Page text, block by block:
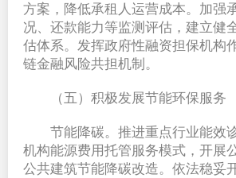
方案，降低承租人运营成本。加强
况、还款能力等监测评估，建立健
估体系。发挥政府性融资担保机构
链金融风险共担机制。
（五）积极发展节能环保服务
节能降碳。推进重点行业能效
机构能源费用托管服务模式，开展
公共建筑节能降碳改造。依法稳妥